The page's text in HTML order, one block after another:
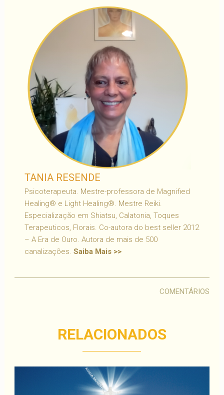
TANIA RESENDE
Psicoterapeuta. Mestre-professora de Magnified
Healing® e Light Healing®. Mestre Reiki.
Especialização em Shiatsu, Calatonia, Toques
Terapeuticos, Florais. Co-autora do best seller 2012
– A Era de Ouro. Autora de mais de 500
canalizações. Saiba Mais >>
COMENTÁRIOS
RELACIONADOS